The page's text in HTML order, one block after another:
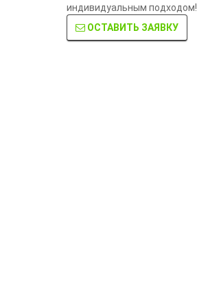
индивидуальным подходом!
ОСТАВИТЬ ЗАЯВКУ